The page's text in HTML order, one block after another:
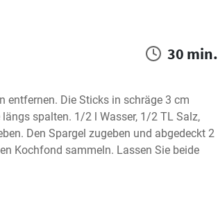
30 min.
entfernen. Die Sticks in schräge 3 cm
spalten. 1/2 l Wasser, 1/2 TL Salz,
Den Spargel zugeben und abgedeckt 2
Kochfond sammeln. Lassen Sie beide